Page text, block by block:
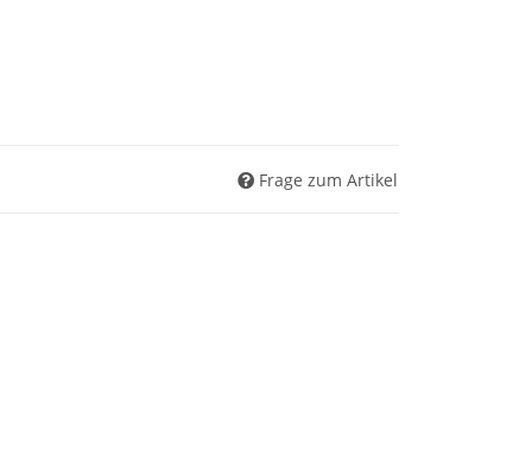
Frage zum Artikel